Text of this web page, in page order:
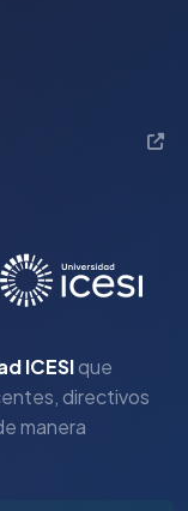
ICESIque
directivos
manera